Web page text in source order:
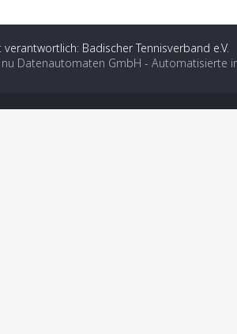
Badischer Tennisverband e.V.
nu Datenautomaten GmbH - Automatisierte